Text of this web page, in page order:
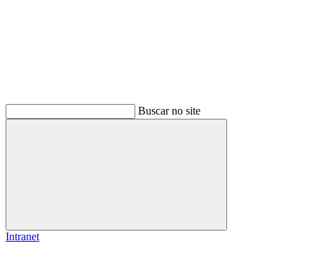
Buscar no site
Buscar
Intranet